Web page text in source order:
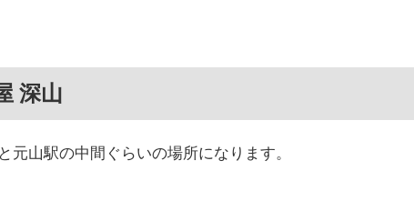
深山
元山駅の中間ぐらいの場所になります。